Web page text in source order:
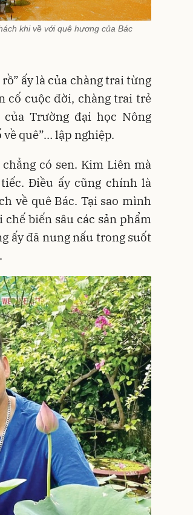
khi về với quê hương của Bác
ấy là của chàng trai từng
cố cuộc đời, chàng trai trẻ
Trường đại học Nông
quê”… lập nghiệp.
có sen. Kim Liên mà
Điều ấy cũng chính là
về quê Bác. Tại sao mình
biến sâu các sản phẩm
ấy đã nung nấu trong suốt